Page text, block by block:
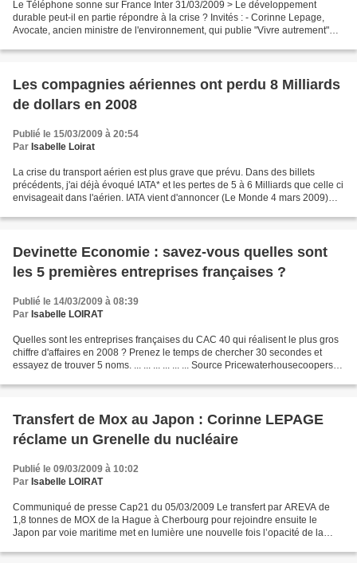
Le Téléphone sonne sur France Inter 31/03/2009 > Le développement
durable peut-il en partie répondre à la crise ? Invités : - Corinne Lepage,
Avocate, ancien ministre de l'environnement, qui publie "Vivre autrement"
Les compagnies aériennes ont perdu 8 Milliards
de dollars en 2008
Publié le 15/03/2009 à 20:54
Par Isabelle Loirat
La crise du transport aérien est plus grave que prévu. Dans des billets
précédents, j'ai déjà évoqué IATA* et les pertes de 5 à 6 Milliards que celle ci
envisageait dans l'aérien. IATA vient d'annoncer (Le Monde 4 mars 2009)
Devinette Economie : savez-vous quelles sont
les 5 premières entreprises françaises ?
Publié le 14/03/2009 à 08:39
Par Isabelle LOIRAT
Quelles sont les entreprises françaises du CAC 40 qui réalisent le plus gros
chiffre d'affaires en 2008 ? Prenez le temps de chercher 30 secondes et
essayez de trouver 5 noms. ... ... ... ... ... ... Source Pricewaterhousecoopers
Transfert de Mox au Japon : Corinne LEPAGE
réclame un Grenelle du nucléaire
Publié le 09/03/2009 à 10:02
Par Isabelle LOIRAT
Communiqué de presse Cap21 du 05/03/2009 Le transfert par AREVA de
1,8 tonnes de MOX de la Hague à Cherbourg pour rejoindre ensuite le
Japon par voie maritime met en lumière une nouvelle fois l’opacité de la